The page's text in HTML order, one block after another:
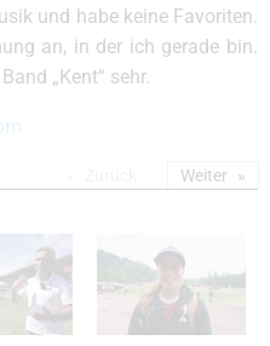
und habe keine Favoriten.
an, in der ich gerade bin.
„Kent“ sehr.
Weiter